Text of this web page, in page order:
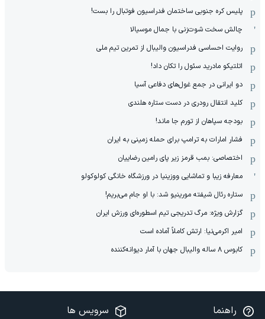
پلیس کره ‌جنوبی ساختمان فدراسیون فوتبال را بست!
چالش سخت شوت‌زنی با جمال موسیالا
روایت احساسی فدراسیون والیبال از تمرین تیم ملی
اتلتیکو مادرید سئول را تکان داد!
دو ایرانی در جمع غول‌های دفاعی آسیا
کلید انتقال رودری در دست ستاره هلندی
بودجه سپاهان از تورم جا ماند!
فشار امارات به ترامپ برای حمله زمینی به ایران
اختصاصی: بمب قرمز زیر پای رامین رضاییان
معارفه زیبا و تماشایی ووزینیا در ورزشگاه خانگی کولوکولو
ستاره رئال شیفته مورینیو شد: با او جام می‌بریم!
گزارش ویژه: مرگ تدریجی تیم اسطوره‌ای ورزش ایران
امیر اکرمی‌نیا: ارتش کاملاً آماده است
کابوس ۸ ساله والیبال جهان با آمار دیوانه‌کننده
راهنما سرویس ها